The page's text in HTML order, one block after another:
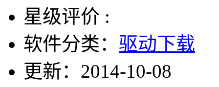
星级评价 :
软件分类： 驱动下载
更新： 2014-10-08